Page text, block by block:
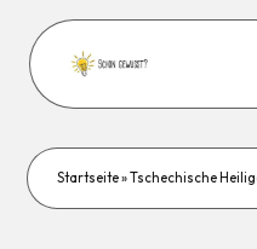
Startseite»Tschechische